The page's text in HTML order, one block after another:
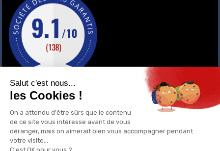
UN RENSEIGNEMENT ?